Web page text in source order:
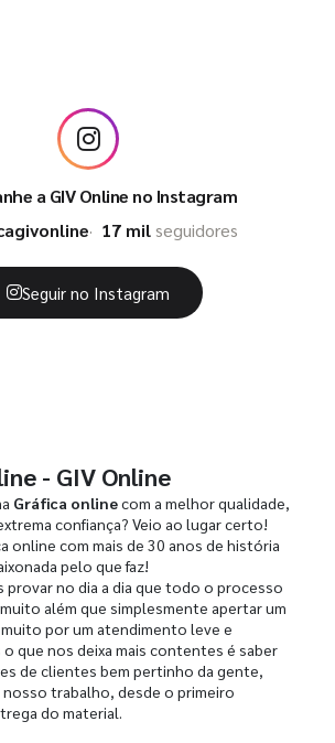
a GIV Online no Instagram
17 milseguidores
Seguir no Instagram
- GIV Online
Gráfica onlinecom a melhor qualidade,
confiança? Veio ao lugar certo!
online com mais de 30 anos de história
pelo que faz!
provar no dia a dia que todo o processo
além que simplesmente apertar um
por um atendimento leve e
que nos deixa mais contentes é saber
de clientes bem pertinho da gente,
trabalho, desde o primeiro
do material.